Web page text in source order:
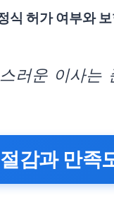
식 허가 여부와
러운 이사는
감과 만족